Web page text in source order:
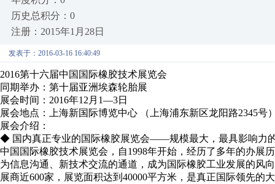
历史总积分：0
注册：2015年1月28日
发表于：2016-03-16 16:40:49
2016第十六届中国国际橡胶技术展览会
同期举办：第十届亚洲埃森轮胎展
展会时间：2016年12月1—3日
展会地点：上海新国际博览中心 （上海浦东新区龙阳路2345号
展会介绍：
◆ 国内真正专业的国际橡胶展览会——规模最大，最具影响力
中国国际橡胶技术展览会，自1998年开始，经历了多年的办展
为信息沟通、新技术交流的通道，成为国际橡胶工业发展的风
展商近600家，展览面积达到40000平方米，是真正国际领先